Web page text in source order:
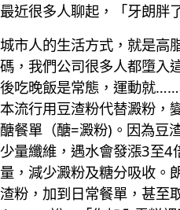
最近很多人聊起，「牙朗胖
城市人的生活方式，就是高
碼，我們公司很多人都墮入
後吃晚飯是常態，運動就
本流行用豆渣粉代替澱粉，
醣餐單（醣=澱粉)。因為豆
少量纖維，遇水會發漲3至4
量，減少澱粉及糖分吸收。
渣粉，加到日常餐單，甚至